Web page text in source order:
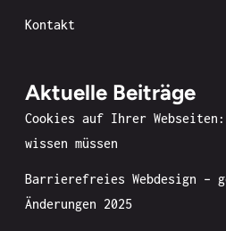
Kontakt
Aktuelle Beiträge
Cookies auf Ihrer
wissen müssen
Barrierefreies Webdesign –
Änderungen 2025